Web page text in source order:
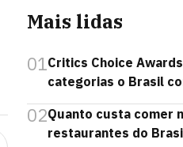
Mais lidas
01Critics Choice
categorias o Brasil
02Quanto custa comer
restaurantes do